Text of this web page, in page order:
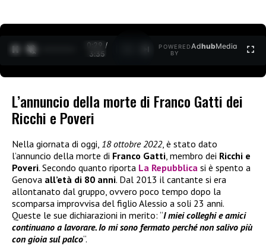
0:30 /
3:35
POWERED
BY
AdhubMedia
L’annuncio della morte di Franco Gatti dei
Ricchi e Poveri
Nella giornata di oggi, 18 ottobre 2022, è stato dato
l’annuncio della morte di Franco Gatti, membro dei Ricchi e
Poveri. Secondo quanto riporta La Repubblica si è spento a
Genova all’età di 80 anni. Dal 2013 il cantante si era
allontanato dal gruppo, ovvero poco tempo dopo la
scomparsa improvvisa del figlio Alessio a soli 23 anni.
Queste le sue dichiarazioni in merito: “I miei colleghi e amici
continuano a lavorare. Io mi sono fermato perché non salivo più
con gioia sul palco“.